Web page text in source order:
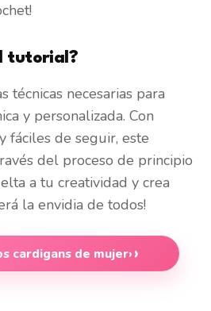
tutorial?
técnicas necesarias para
y personalizada. Con
fáciles de seguir, este
del proceso de principio
a tu creatividad y crea
la envidia de todos!
cardigans de mujer›